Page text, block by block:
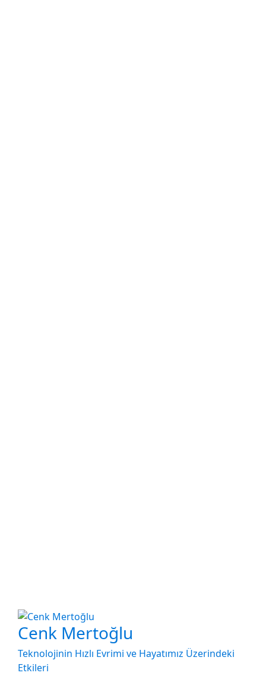
Cenk Mertoğlu
Teknolojinin Hızlı Evrimi ve Hayatımız Üzerindeki
Etkileri